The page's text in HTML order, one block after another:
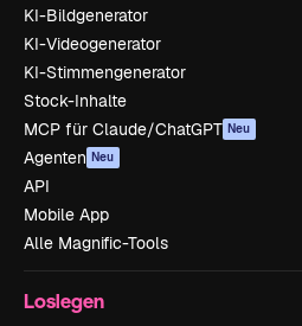
KI-Bildgenerator
KI-Videogenerator
KI-Stimmengenerator
Stock-Inhalte
MCP für Claude/ChatGPT Neu
Agenten Neu
API
Mobile App
Alle Magnific-Tools
Loslegen